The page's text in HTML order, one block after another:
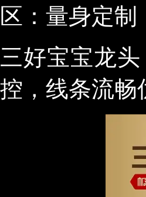
区：量身定
三好宝宝龙
控，线条流畅